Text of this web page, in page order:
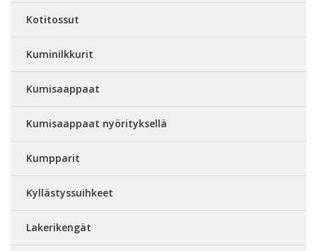
Kotitossut
Kuminilkkurit
Kumisaappaat
Kumisaappaat nyörityksellä
Kumpparit
Kyllästyssuihkeet
Lakerikengät